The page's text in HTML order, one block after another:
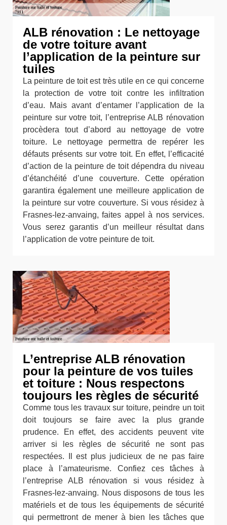
ALB rénovation : Le nettoyage
de votre toiture avant
l’application de la peinture sur
tuiles
La peinture de toit est très utile en ce qui concerne
la protection de votre toit contre les infiltration
d’eau. Mais avant d’entamer l’application de la
peinture sur votre toit, l’entreprise ALB rénovation
procèdera tout d’abord au nettoyage de votre
toiture. Le nettoyage permettra de repérer les
défauts présents sur votre toit. En effet, l’efficacité
d’action de la peinture de toit dépendra du niveau
d’étanchéité d’une couverture. Cette opération
garantira également une meilleure application de
la peinture sur votre couverture. Si vous résidez à
Frasnes-lez-anvaing, faites appel à nos services.
Vous serez garantis d’un meilleur résultat dans
l’application de votre peinture de toit.
L’entreprise ALB rénovation
pour la peinture de vos tuiles
et toiture : Nous respectons
toujours les règles de sécurité
Comme tous les travaux sur toiture, peindre un toit
doit toujours se faire avec la plus grande
prudence. En effet, des accidents peuvent vite
arriver si les règles de sécurité ne sont pas
respectées. Il est plus judicieux de ne pas faire
place à l’amateurisme. Confiez ces tâches à
l’entreprise ALB rénovation si vous résidez à
Frasnes-lez-anvaing. Nous disposons de tous les
matériels et de tous les équipements de sécurité
qui permettront de mener à bien les tâches que